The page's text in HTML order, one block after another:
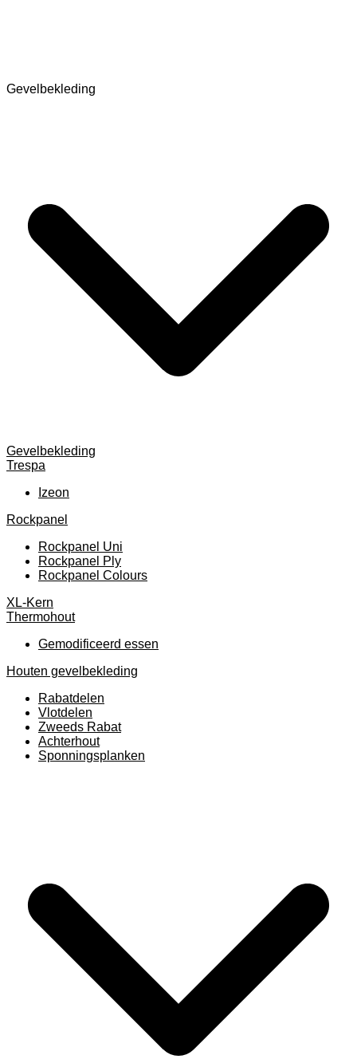
Gevelbekleding
Gevelbekleding
Trespa
Izeon
Rockpanel
Rockpanel Uni
Rockpanel Ply
Rockpanel Colours
XL-Kern
Thermohout
Gemodificeerd essen
Houten gevelbekleding
Rabatdelen
Vlotdelen
Zweeds Rabat
Achterhout
Sponningsplanken